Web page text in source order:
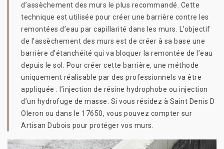
d’assèchement des murs le plus recommandé. Cette
technique est utilisée pour créer une barrière contre les
remontées d’eau par capillarité dans les murs. L’objectif
de l’assèchement des murs est de créer à sa base une
barrière d’étanchéité qui va bloquer la remontée de l’eau
depuis le sol. Pour créer cette barrière, une méthode
uniquement réalisable par des professionnels va être
appliquée : l’injection de résine hydrophobe ou injection
d’un hydrofuge de masse. Si vous résidez à Saint Denis D
Oleron ou dans le 17650, vous pouvez compter sur
Artisan Dubois pour protéger vos murs.